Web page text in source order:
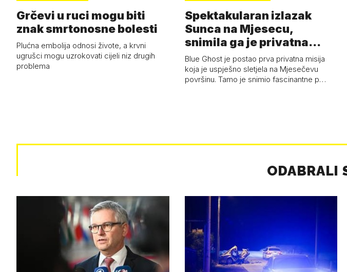
Grčevi u ruci mogu biti
znak smrtonosne bolesti
Plućna embolija odnosi živote, a krvni
ugrušci mogu uzrokovati cijeli niz drugih
problema
Spektakularan izlazak
Sunca na Mjesecu,
snimila ga je privatna
letjelica - 'Pla…
Blue Ghost je postao prva privatna misija
koja je uspješno sletjela na Mjesečevu
površinu. Tamo je snimio fascinantne p…